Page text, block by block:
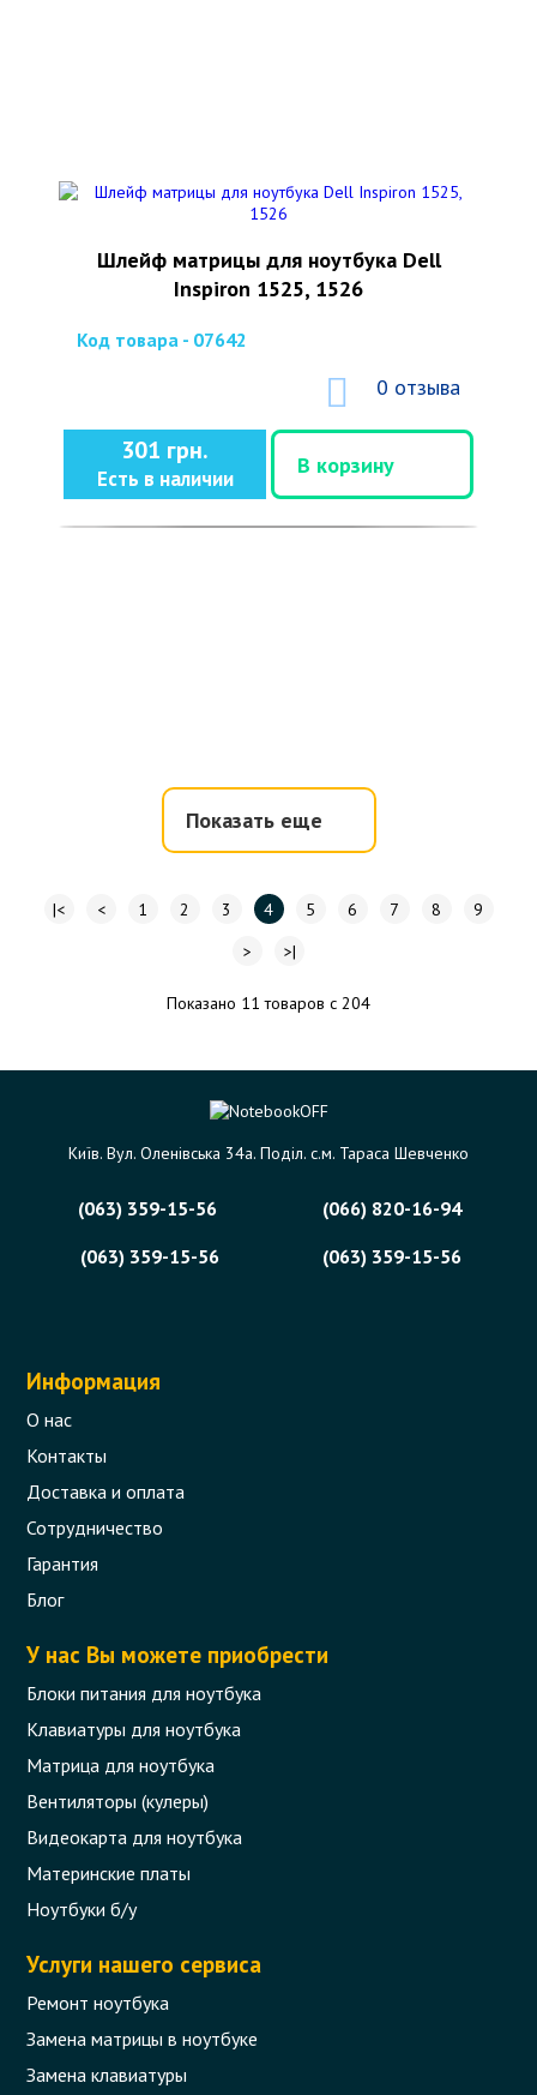
Шлейф матрицы для ноутбука Dell
Inspiron 1525, 1526
Код товара - 07642
0 отзыва
301 грн.
Есть в наличии
В корзину
Показать еще
|< < 1 2 3 4 5 6 7 8
9
>
>|
Показано 11 товаров с 204
Київ. Вул. Оленівська 34а. Поділ. с.м. Тараса Шевченко
(063) 359-15-56
(066) 820-16-94
(063) 359-15-56
(063) 359-15-56
Информация
О нас
Контакты
Доставка и оплата
Сотрудничество
Гарантия
Блог
У нас Вы можете приобрести
Блоки питания для ноутбука
Клавиатуры для ноутбука
Матрица для ноутбука
Вентиляторы (кулеры)
Видеокарта для ноутбука
Материнские платы
Ноутбуки б/у
Услуги нашего сервиса
Ремонт ноутбука
Замена матрицы в ноутбуке
Замена клавиатуры